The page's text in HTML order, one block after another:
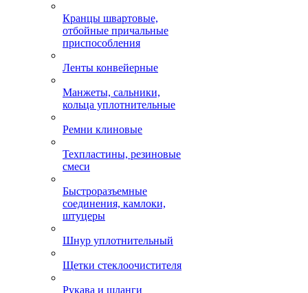
Кранцы швартовые,
отбойные причальные
приспособления
Ленты конвейерные
Манжеты, сальники,
кольца уплотнительные
Ремни клиновые
Техпластины, резиновые
смеси
Быстроразъемные
соединения, камлоки,
штуцеры
Шнур уплотнительный
Щетки стеклоочистителя
Рукава и шланги